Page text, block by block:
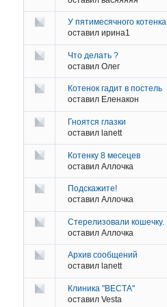
У пятимесячного
оставил ирина1
Что делать ?
оставил Олег
Котенок гадит в постель
оставил Еленакон
Гноятся глазки
оставил lanett
Котенку 8 месецев
оставил Аллочка
Подскажите!
оставил Аллочка
Стерелизовали кошечку.
оставил Аллочка
Архив сообщений
оставил lanett
Клиника "ВЕСТА"
оставил Vesta